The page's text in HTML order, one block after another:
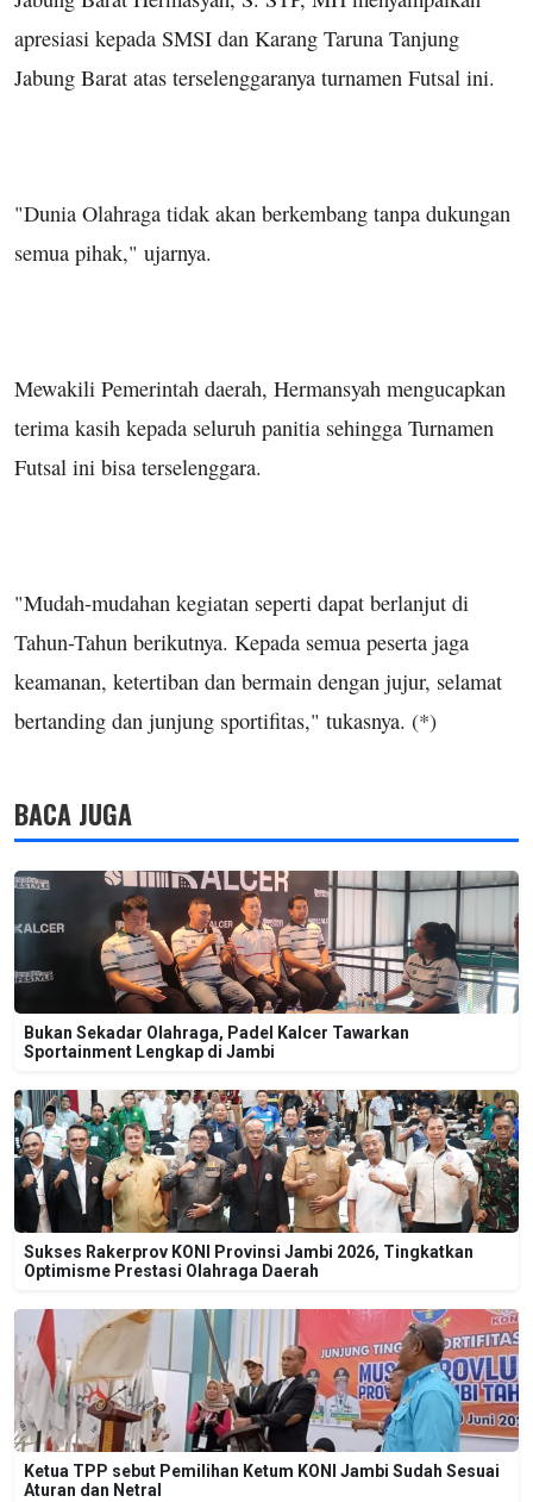
apresiasi kepada SMSI dan Karang Taruna Tanjung
Jabung Barat atas terselenggaranya turnamen Futsal ini.
"Dunia Olahraga tidak akan berkembang tanpa dukungan
semua pihak," ujarnya.
Mewakili Pemerintah daerah, Hermansyah mengucapkan
terima kasih kepada seluruh panitia sehingga Turnamen
Futsal ini bisa terselenggara.
"Mudah-mudahan kegiatan seperti dapat berlanjut di
Tahun-Tahun berikutnya. Kepada semua peserta jaga
keamanan, ketertiban dan bermain dengan jujur, selamat
bertanding dan junjung sportifitas," tukasnya. (*)
BACA JUGA
Bukan Sekadar Olahraga, Padel Kalcer Tawarkan
Sportainment Lengkap di Jambi
Sukses Rakerprov KONI Provinsi Jambi 2026, Tingkatkan
Optimisme Prestasi Olahraga Daerah
Ketua TPP sebut Pemilihan Ketum KONI Jambi Sudah Sesuai
Aturan dan Netral